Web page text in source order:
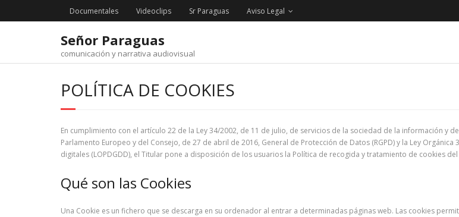
Documentales Videoclips Sr Paraguas Aviso Legal
Señor Paraguas
comunicación y narrativa audiovisual
POLÍTICA DE COOKIES
En cumplimiento con el artículo 22 de la Ley 34/2002, de 11 de julio, de servicios de la sociedad de la información y
Parlamento Europeo y del Consejo, de 27 de abril de 2016, General de Protección de Datos (RGPD) y la Ley
digitales (LOPDGDD), el Titular pone a disposición de los usuarios la Política de recogida y tratamiento de cookies
Qué son las Cookies
Una Cookie es un fichero que se descarga en su ordenador al entrar a determinadas páginas web. Las cookies